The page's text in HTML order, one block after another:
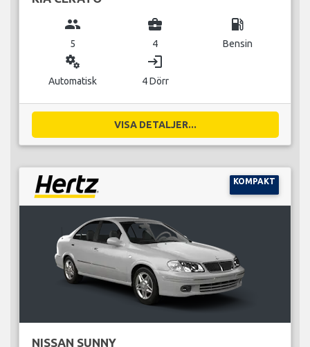
group
5
business_center
4
local_gas_station
Bensin
miscellaneous_services
Automatisk
login
4 Dörr
VISA DETALJER...
KOMPAKT
NISSAN SUNNY